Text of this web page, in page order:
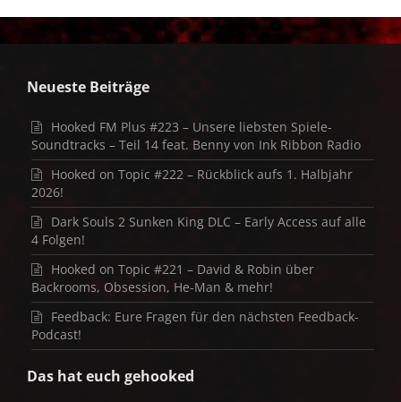
Neueste Beiträge
Hooked FM Plus #223 – Unsere liebsten Spiele-
Soundtracks – Teil 14 feat. Benny von Ink Ribbon Radio
Hooked on Topic #222 – Rückblick aufs 1. Halbjahr
2026!
Dark Souls 2 Sunken King DLC – Early Access auf alle
4 Folgen!
Hooked on Topic #221 – David & Robin über
Backrooms, Obsession, He-Man & mehr!
Feedback: Eure Fragen für den nächsten Feedback-
Podcast!
Das hat euch gehooked